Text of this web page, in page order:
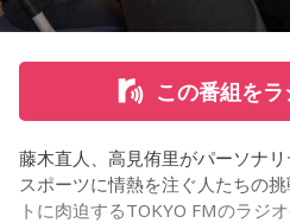
この番組をラ
藤木直人、高見侑里がパーソナ
スポーツに情熱を注ぐ人たちの
トに肉迫するTOKYO FMのラジ